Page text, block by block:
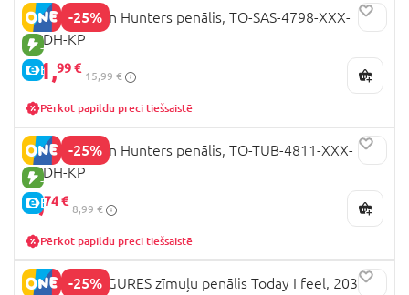
-25%
JAUNA PRECE
E-CENA
K-POP Demon Hunters penālis, TO-SAS-4798-XXX-
KPDH-KP
11,99 €
15,99 €
Pērkot papildu preci tiešsaistē
-25%
JAUNA PRECE
E-CENA
K-POP Demon Hunters penālis, TO-TUB-4811-XXX-
KPDH-KP
6,74 €
8,99 €
Pērkot papildu preci tiešsaistē
-25%
LEGO MINIFIGURES zīmuļu penālis Today I feel, 20343-